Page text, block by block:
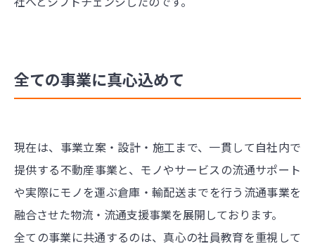
全ての事業に真心込めて
現在は、事業立案・設計・施工まで、一貫して自社内で
提供する不動産事業と、モノやサービスの流通サポート
や実際にモノを運ぶ倉庫・輸配送までを行う流通事業を
融合させた物流・流通支援事業を展開しております。
全ての事業に共通するのは、真心の社員教育を重視して